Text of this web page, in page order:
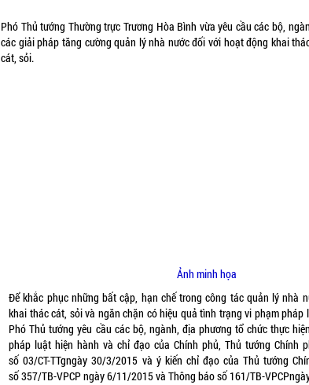
Phó Thủ tướng Thường trực Trương Hòa Bình vừa yêu cầu các bộ,
các giải pháp tăng cường quản lý nhà nước đối với hoạt động khai
cát, sỏi.
Ảnh minh họa
Để khắc phục những bất cập, hạn chế trong công tác quản lý nhà
khai thác cát, sỏi và ngăn chặn có hiệu quả tình trạng vi phạm pháp
Phó Thủ tướng yêu cầu các bộ, ngành, địa phương tổ chức thực
pháp luật hiện hành và chỉ đạo của Chính phủ, Thủ tướng Chính
số03/CT-TTgngày 30/3/2015 và ý kiến chỉ đạo của Thủ tướng
số357/TB-VPCPngày 6/11/2015 và Thông báo số 161/TB-VPCP